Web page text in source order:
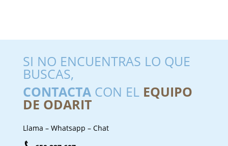
SI NO ENCUENTRAS LO QUE
BUSCAS,
CONTACTACON EL EQUIPO
DE ODARIT
Llama – Whatsapp – Chat